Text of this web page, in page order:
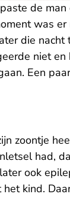
de
was
die
niet
Een
zoontje
had,
ook
kind.